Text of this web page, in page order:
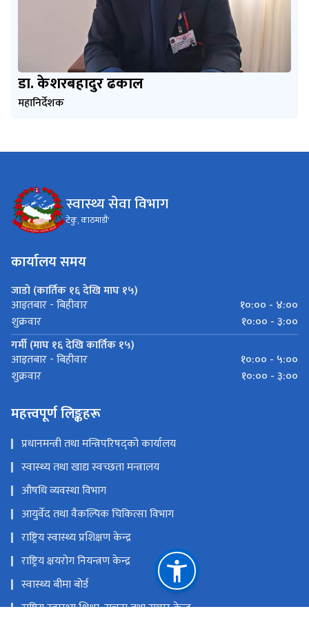
डा. केशरबहादुर ढकाल
महानिर्देशक
स्वास्थ्य सेवा विभाग
टेकु, काठमाडौं'
कार्यालय समय
जाडो (कार्तिक १६ देखि माघ १५)
आइतबार - बिहीवार
१०:०० - ४:००
शुक्रवार
१०:०० - ३:००
गर्मी (माघ १६ देखि कार्तिक १५)
आइतबार - बिहीवार
१०:०० - ५:००
शुक्रवार
१०:०० - ३:००
महत्त्वपूर्ण लिङ्कहरू
प्रधानमन्त्री तथा मन्त्रिपरिषद्को कार्यालय
स्वास्थ्य तथा खाद्य स्वच्छता मन्त्रालय
औषधि व्यवस्था विभाग
आयुर्वेद तथा वैकल्पिक चिकित्सा विभाग
राष्ट्रिय स्वास्थ्य प्रशिक्षण केन्द्र
राष्ट्रिय क्षयरोग नियन्त्रण केन्द्र
स्वास्थ्य बीमा बोर्ड
राष्ट्रिय स्वास्थ्य शिक्षा, सूचना तथा सञ्चार केन्द्र